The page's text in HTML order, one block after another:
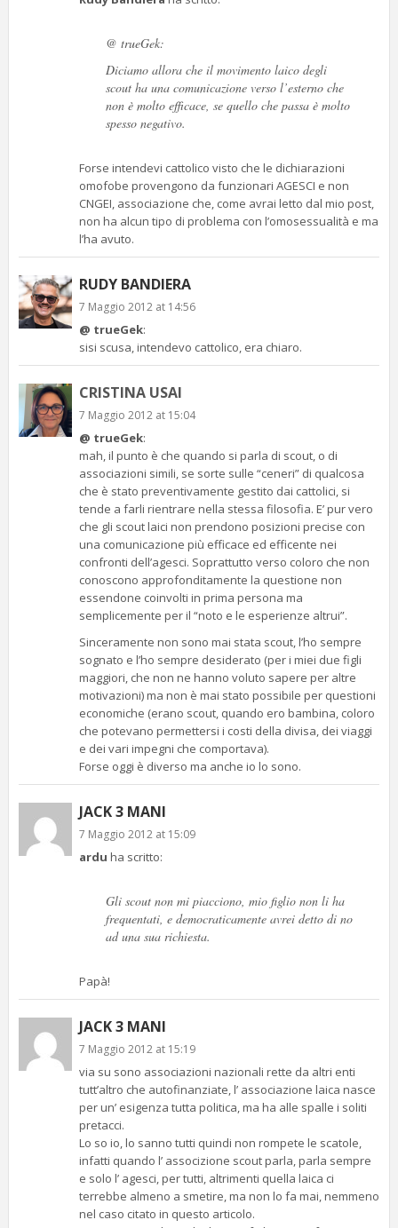
@ trueGek:
Diciamo allora che il movimento laico degli
scout ha una comunicazione verso l’esterno che
non è molto efficace, se quello che passa è molto
spesso negativo.
Forse intendevi cattolico visto che le dichiarazioni
omofobe provengono da funzionari AGESCI e non
CNGEI, associazione che, come avrai letto dal mio post,
non ha alcun tipo di problema con l’omosessualità e ma
l’ha avuto.
RUDY BANDIERA
7 Maggio 2012 at 14:56
@ trueGek:
sisi scusa, intendevo cattolico, era chiaro.
CRISTINA USAI
7 Maggio 2012 at 15:04
@ trueGek:
mah, il punto è che quando si parla di scout, o di
associazioni simili, se sorte sulle “ceneri” di qualcosa
che è stato preventivamente gestito dai cattolici, si
tende a farli rientrare nella stessa filosofia. E’ pur vero
che gli scout laici non prendono posizioni precise con
una comunicazione più efficace ed efficente nei
confronti dell’agesci. Soprattutto verso coloro che non
conoscono approfonditamente la questione non
essendone coinvolti in prima persona ma
semplicemente per il “noto e le esperienze altrui”.
Sinceramente non sono mai stata scout, l’ho sempre
sognato e l’ho sempre desiderato (per i miei due figli
maggiori, che non ne hanno voluto sapere per altre
motivazioni) ma non è mai stato possibile per questioni
economiche (erano scout, quando ero bambina, coloro
che potevano permettersi i costi della divisa, dei viaggi
e dei vari impegni che comportava).
Forse oggi è diverso ma anche io lo sono.
JACK 3 MANI
7 Maggio 2012 at 15:09
ardu ha scritto:
Gli scout non mi piacciono, mio figlio non li ha
frequentati, e democraticamente avrei detto di no
ad una sua richiesta.
Papà!
JACK 3 MANI
7 Maggio 2012 at 15:19
via su sono associazioni nazionali rette da altri enti
tutt’altro che autofinanziate, l’ associazione laica nasce
per un’ esigenza tutta politica, ma ha alle spalle i soliti
pretacci.
Lo so io, lo sanno tutti quindi non rompete le scatole,
infatti quando l’ associzione scout parla, parla sempre
e solo l’ agesci, per tutti, altrimenti quella laica ci
terrebbe almeno a smetire, ma non lo fa mai, nemmeno
nel caso citato in questo articolo.